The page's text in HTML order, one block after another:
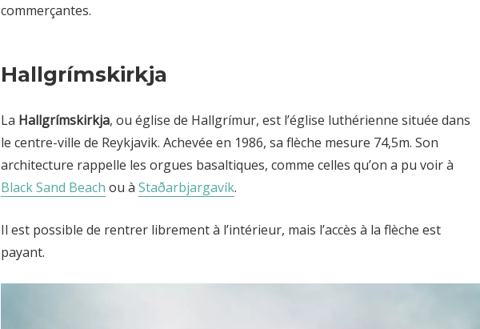
commerçantes.
Hallgrímskirkja
La Hallgrímskirkja, ou église de Hallgrímur, est l’église luthérienne située dans
le centre-ville de Reykjavik. Achevée en 1986, sa flèche mesure 74,5m. Son
architecture rappelle les orgues basaltiques, comme celles qu’on a pu voir à
Black Sand Beach ou à Staðarbjargavík.
Il est possible de rentrer librement à l’intérieur, mais l’accès à la flèche est
payant.